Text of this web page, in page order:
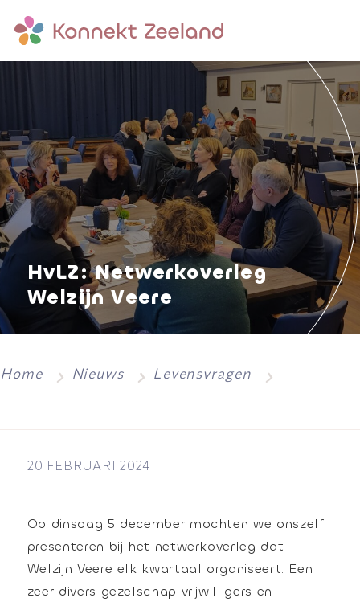
HvLZ: Netwerkoverleg
Welzijn Veere
20 FEBRUARI 2024
Op dinsdag 5 december mochten we onszelf
presenteren bij het netwerkoverleg dat
Welzijn Veere elk kwartaal organiseert. Een
zeer divers gezelschap vrijwilligers en
Home Nieuws Levensvragen